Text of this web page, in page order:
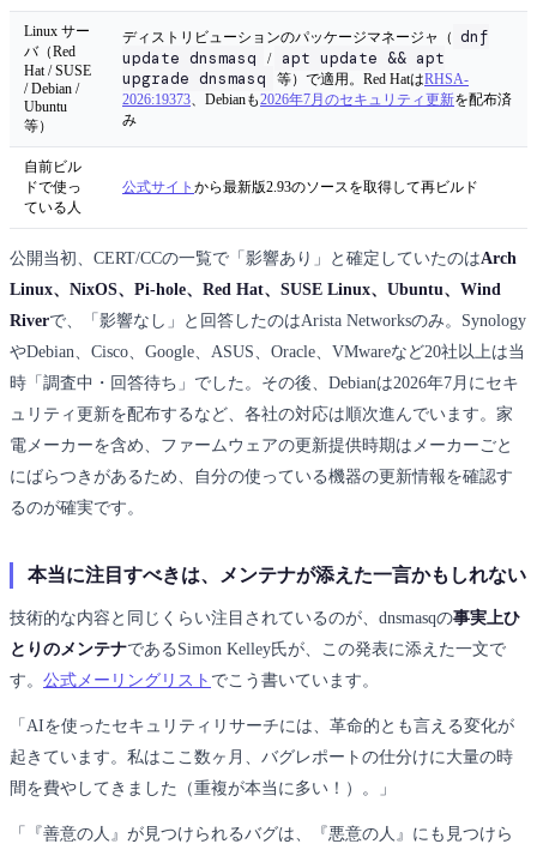
Linux サー
バ（Red
Hat / SUSE
/ Debian /
Ubuntu
等）
ディストリビューションのパッケージマネージャ（ dnf
update dnsmasq
/
apt update && apt
upgrade dnsmasq
等）で適用。Red HatはRHSA-
2026:19373、Debianも2026年7月のセキュリティ更新を配布済
み
自前ビル
ドで使っ
ている人
公式サイト から最新版2.93のソースを取得して再ビルド
公開当初、CERT/CCの一覧で「影響あり」と確定していたのはArch
Linux、NixOS、Pi-hole、Red Hat、SUSE Linux、Ubuntu、Wind
Riverで、「影響なし」と回答したのはArista Networksのみ。Synology
やDebian、Cisco、Google、ASUS、Oracle、VMwareなど20社以上は当
時「調査中・回答待ち」でした。その後、Debianは2026年7月にセキ
ュリティ更新を配布するなど、各社の対応は順次進んでいます。家
電メーカーを含め、ファームウェアの更新提供時期はメーカーごと
にばらつきがあるため、自分の使っている機器の更新情報を確認す
るのが確実です。
本当に注目すべきは、メンテナが添えた一言かもしれない
技術的な内容と同じくらい注目されているのが、dnsmasqの事実上ひ
とりのメンテナであるSimon Kelley氏が、この発表に添えた一文で
す。 公式メーリングリスト でこう書いています。
「AIを使ったセキュリティリサーチには、革命的とも言える変化が
起きています。私はここ数ヶ月、バグレポートの仕分けに大量の時
間を費やしてきました（重複が本当に多い！）。」
「『善意の人』が見つけられるバグは、『悪意の人』にも見つけら